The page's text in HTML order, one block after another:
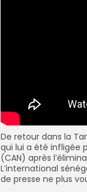
De retour dans la
qui lui a été infligée
(CAN) après
L’international
de presse ne plus